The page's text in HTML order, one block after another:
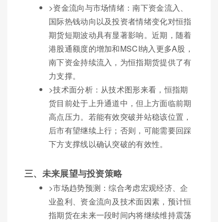
>资金流向与市场情绪：南下资金流入、
国际热钱动向以及投资者情绪变化对恒指
期货短期波动具有显著影响。近期，随着
港股通额度的增加和MSCI纳入更多A股，
南下资金持续流入，为恒指期货提供了有
力支撑。
>技术面分析：从技术图形来看，恒指期
货目前处于上升通道中，但上方面临前期
高点压力。若能有效突破并站稳该位置，
后市有望继续上行；否则，可能需要回踩
下方支撑线以确认突破的有效性。
三、未来展望与投资策略
>市场趋势预测：综合考虑宏观经济、企
业盈利、资金流向及技术面因素，预计恒
指期货在未来一段时间内将继续维持震荡